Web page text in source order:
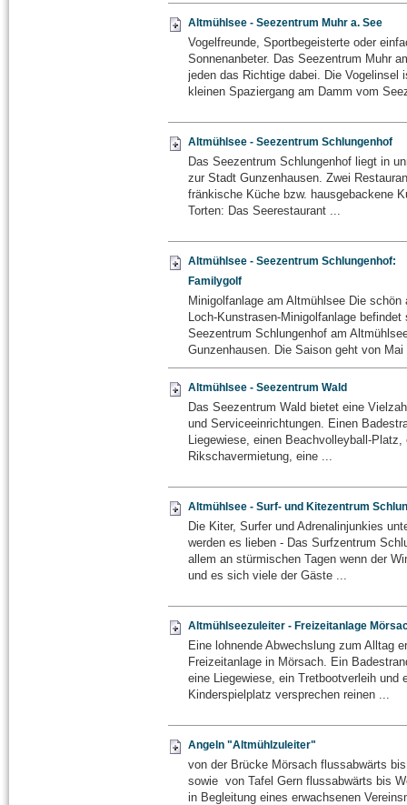
Altmühlsee - Seezentrum Muhr a. See
Vogelfreunde, Sportbegeisterte oder
Sonnenanbeter. Das Seezentrum Muhr
jeden das Richtige dabei. Die Vogelinsel
kleinen Spaziergang am Damm vom
Altmühlsee - Seezentrum Schlungenhof
Das Seezentrum Schlungenhof liegt in
zur Stadt Gunzenhausen. Zwei
fränkische Küche bzw. hausgebackene
Torten: Das Seerestaurant ...
Altmühlsee - Seezentrum Schlungenhof:
Familygolf
Minigolfanlage am Altmühlsee Die schön
Loch-Kunstrasen-Minigolfanlage
Seezentrum Schlungenhof am
Gunzenhausen. Die Saison geht von
Altmühlsee - Seezentrum Wald
Das Seezentrum Wald bietet eine
und Serviceeinrichtungen. Einen
Liegewiese, einen Beachvolleyball-Platz,
Rikschavermietung, eine ...
Altmühlsee - Surf- und Kitezentrum
Die Kiter, Surfer und Adrenalinjunkies
werden es lieben - Das Surfzentrum
allem an stürmischen Tagen wenn der
und es sich viele der Gäste ...
Altmühlseezuleiter - Freizeitanlage
Eine lohnende Abwechslung zum Alltag
Freizeitanlage in Mörsach. Ein
eine Liegewiese, ein Tretbootverleih und
Kinderspielplatz versprechen reinen ...
Angeln "Altmühlzuleiter"
von der Brücke Mörsach flussabwärts
sowie von Tafel Gern flussabwärts bis
in Begleitung eines erwachsenen